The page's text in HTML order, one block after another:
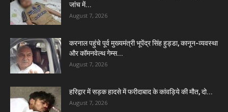
जांच में...
August 7, 2026
करनाल पहुंचे पूर्व मुख्यमंत्री भूपेंद्र सिंह हुड्डा, कानून-व्यवस्था
और कॉमनवेल्थ गेम्स...
August 7, 2026
हरिद्वार में सड़क हादसे में फरीदाबाद के कांवड़िये की मौत, दो...
August 7, 2026